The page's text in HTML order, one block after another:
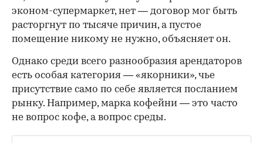
эконом-супермаркет, нет — договор мог быть
расторгнут по тысяче причин, а пустое
помещение никому не нужно, объясняет он.
Однако среди всего разнообразия арендаторов
есть особая категория — «якорники», чье
присутствие само по себе является посланием
рынку. Например, марка кофейни — это часто
не вопрос кофе, а вопрос среды.